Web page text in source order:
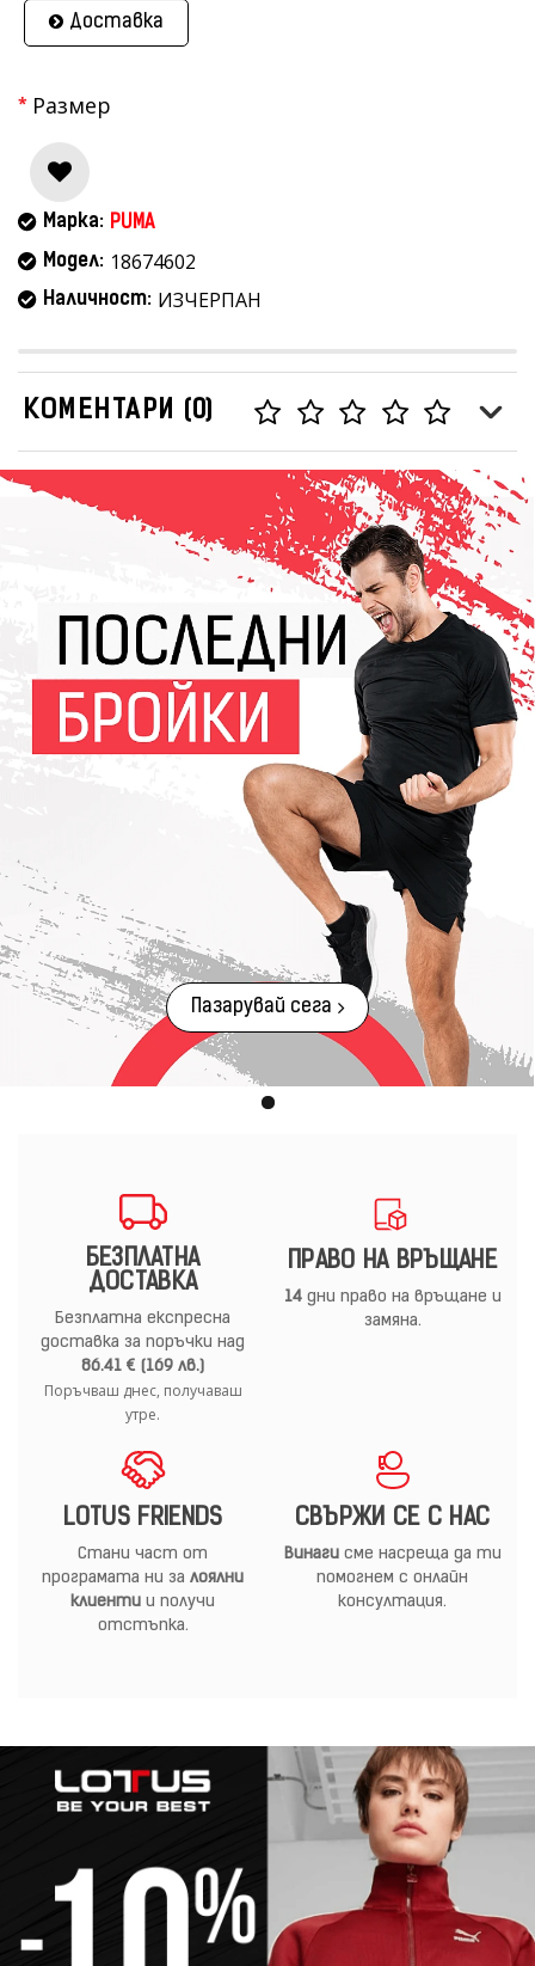
Доставка
Размер
Марка: PUMA
Модел: 18674602
Наличност: ИЗЧЕРПАН
КОМЕНТАРИ (0)
Пазарувай сега
БЕЗПЛАТНА
ДОСТАВКА
Безплатна експресна
доставка за поръчки над
86.41 € (169 лв.)
Поръчваш днес, получаваш
утре.
ПРАВО НА ВРЪЩАНЕ
14дни право на връщане и
замяна.
LOTUS FRIENDS
Стани част от
програмата ни за лоялни
клиенти и получи
отстъпка.
СВЪРЖИ СЕ С НАС
Винагисме насреща да ти
помогнем с онлайн
консултация.